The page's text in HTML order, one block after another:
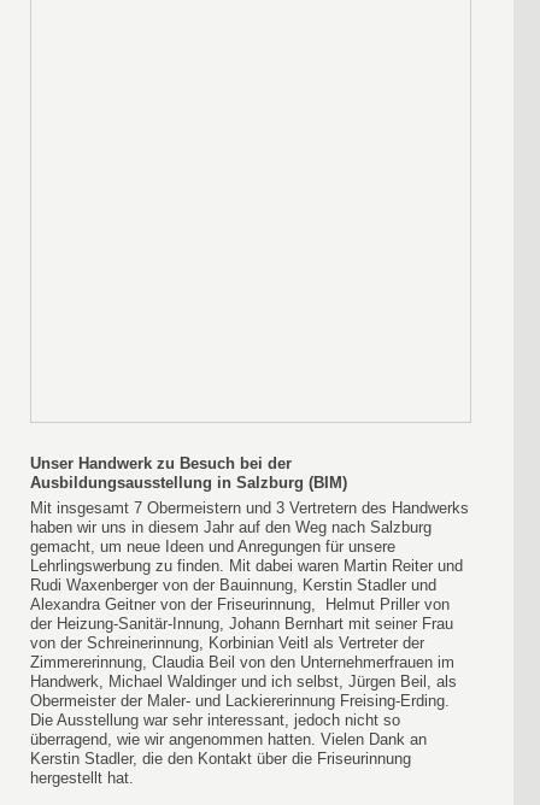
Unser Handwerk zu Besuch bei der
Ausbildungsausstellung in Salzburg (BIM)
Mit insgesamt 7 Obermeistern und 3 Vertretern des Handwerks
haben wir uns in diesem Jahr auf den Weg nach Salzburg
gemacht, um neue Ideen und Anregungen für unsere
Lehrlingswerbung zu finden. Mit dabei waren Martin Reiter und
Rudi Waxenberger von der Bauinnung, Kerstin Stadler und
Alexandra Geitner von der Friseurinnung, Helmut Priller von
der Heizung-Sanitär-Innung, Johann Bernhart mit seiner Frau
von der Schreinerinnung, Korbinian Veitl als Vertreter der
Zimmererinnung, Claudia Beil von den Unternehmerfrauen im
Handwerk, Michael Waldinger und ich selbst, Jürgen Beil, als
Obermeister der Maler- und Lackiererinnung Freising-Erding.
Die Ausstellung war sehr interessant, jedoch nicht so
überragend, wie wir angenommen hatten. Vielen Dank an
Kerstin Stadler, die den Kontakt über die Friseurinnung
hergestellt hat.